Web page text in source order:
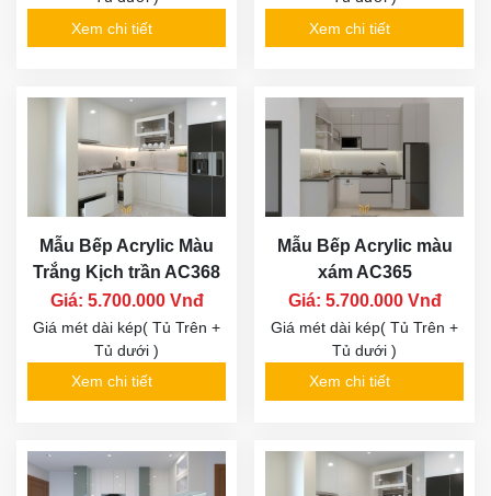
Xem chi tiết
Xem chi tiết
Mẫu Bếp Acrylic Màu
Trắng Kịch trần AC368
Giá: 5.700.000 Vnđ
Giá mét dài kép( Tủ Trên +
Tủ dưới )
Xem chi tiết
Mẫu Bếp Acrylic màu
xám AC365
Giá: 5.700.000 Vnđ
Giá mét dài kép( Tủ Trên +
Tủ dưới )
Xem chi tiết